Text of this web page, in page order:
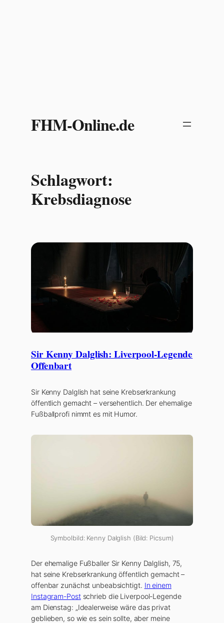
springenFHM-Online.de
Schlagwort:
Krebsdiagnose
Sir Kenny Dalglish: Liverpool-Legende
Offenbart
Sir Kenny Dalglish hat seine Krebserkrankung
öffentlich gemacht – versehentlich. Der ehemalige
Fußballprofi nimmt es mit Humor.
Symbolbild: Kenny Dalglish (Bild: Picsum)
Der ehemalige Fußballer Sir Kenny Dalglish, 75,
hat seine Krebserkrankung öffentlich gemacht –
offenbar zunächst unbeabsichtigt. In einem
Instagram-Postschrieb die Liverpool-Legende
am Dienstag: „Idealerweise wäre das privat
geblieben, so wie es sein sollte, aber meine